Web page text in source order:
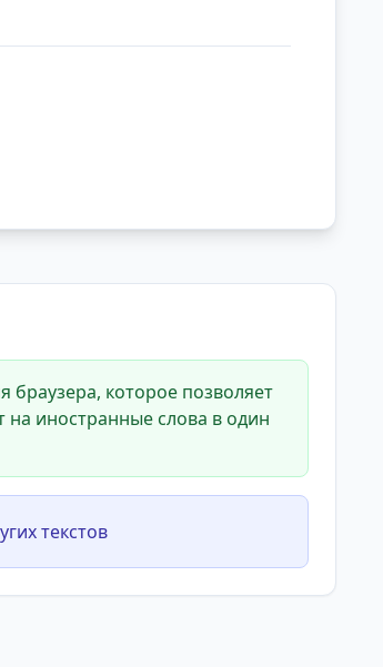
браузера, которое позволяет
на иностранные слова в один
текстов